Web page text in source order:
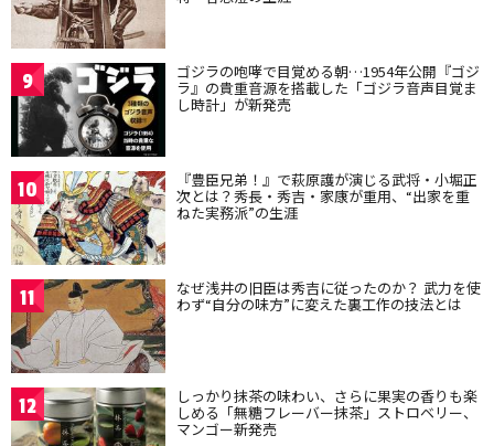
9 ゴジラの咆哮で目覚める朝…1954年公開『ゴジ
ラ』の貴重音源を搭載した「ゴジラ音声目覚ま
し時計」が新発売
10 『豊臣兄弟！』で萩原護が演じる武将・小堀正
次とは？秀長・秀吉・家康が重用、“出家を重
ねた実務派”の生涯
11 なぜ浅井の旧臣は秀吉に従ったのか？ 武力を使
わず“自分の味方”に変えた裏工作の技法とは
12 しっかり抹茶の味わい、さらに果実の香りも楽
しめる「無糖フレーバー抹茶」ストロベリー、
マンゴー新発売